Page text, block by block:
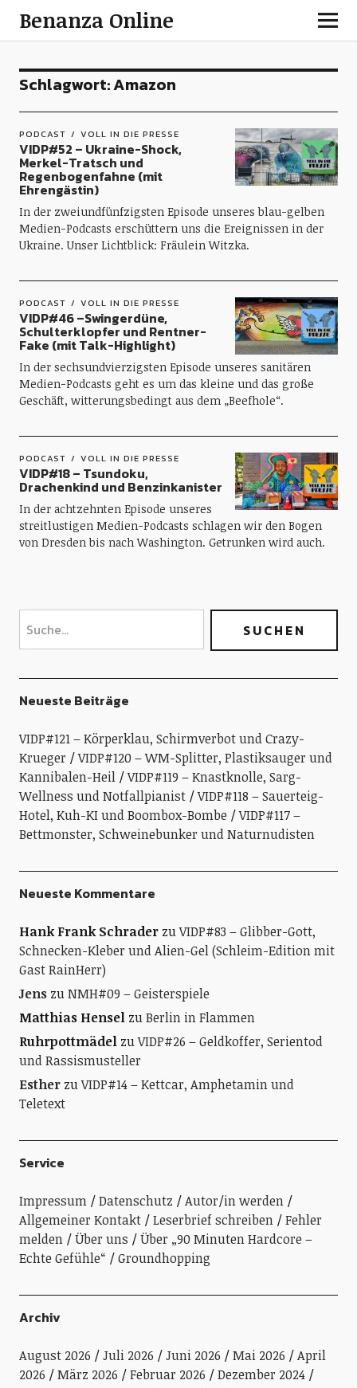
Benanza Online
Schlagwort:Amazon
PODCAST VOLL IN DIE PRESSE
VIDP#52 – Ukraine-Shock,
Merkel-Tratsch und
Regenbogenfahne (mit
Ehrengästin)
In der zweiundfünfzigsten Episode unseres blau-gelben
Medien-Podcasts erschüttern uns die Ereignissen in der
Ukraine. Unser Lichtblick: Fräulein Witzka.
PODCAST VOLL IN DIE PRESSE
VIDP#46 –Swingerdüne,
Schulterklopfer und Rentner-
Fake (mit Talk-Highlight)
In der sechsundvierzigsten Episode unseres sanitären
Medien-Podcasts geht es um das kleine und das große
Geschäft, witterungsbedingt aus dem „Beefhole“.
PODCAST VOLL IN DIE PRESSE
VIDP#18 – Tsundoku,
Drachenkind und Benzinkanister
In der achtzehnten Episode unseres
streitlustigen Medien-Podcasts schlagen wir den Bogen
von Dresden bis nach Washington. Getrunken wird auch.
Neueste Beiträge
VIDP#121 – Körperklau, Schirmverbot und Crazy-
Krueger
VIDP#120 – WM-Splitter, Plastiksauger und
Kannibalen-Heil
VIDP#119 – Knastknolle, Sarg-
Wellness und Notfallpianist
VIDP#118 – Sauerteig-
Hotel, Kuh-KI und Boombox-Bombe
VIDP#117 –
Bettmonster, Schweinebunker und Naturnudisten
Neueste Kommentare
Hank Frank SchraderzuVIDP#83 – Glibber-Gott,
Schnecken-Kleber und Alien-Gel (Schleim-Edition mit
Gast RainHerr)
JenszuNMH#09 – Geisterspiele
Matthias HenselzuBerlin in Flammen
RuhrpottmädelzuVIDP#26 – Geldkoffer, Serientod
und Rassismusteller
EstherzuVIDP#14 – Kettcar, Amphetamin und
Teletext
Service
Impressum Datenschutz
Autor/in werden
Allgemeiner Kontakt
Leserbrief schreiben
Fehler
melden
Über uns
Über „90 Minuten Hardcore –
Echte Gefühle“
Groundhopping
Archiv
August 2026 Juli 2026 Juni 2026 Mai 2026
April
2026
März 2026 Februar 2026
Dezember 2024